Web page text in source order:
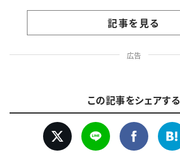
記事を見る
広告
この記事をシェアする